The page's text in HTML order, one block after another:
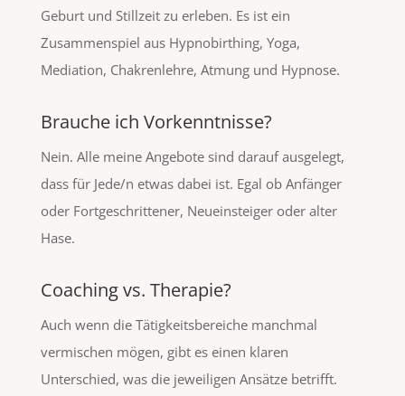
Geburt und Stillzeit zu erleben. Es ist ein
Zusammenspiel aus Hypnobirthing, Yoga,
Mediation, Chakrenlehre, Atmung und Hypnose.
Brauche ich Vorkenntnisse?
Nein. Alle meine Angebote sind darauf ausgelegt,
dass für Jede/n etwas dabei ist. Egal ob Anfänger
oder Fortgeschrittener, Neueinsteiger oder alter
Hase.
Coaching vs. Therapie?
Auch wenn die Tätigkeitsbereiche manchmal
vermischen mögen, gibt es einen klaren
Unterschied, was die jeweiligen Ansätze betrifft.